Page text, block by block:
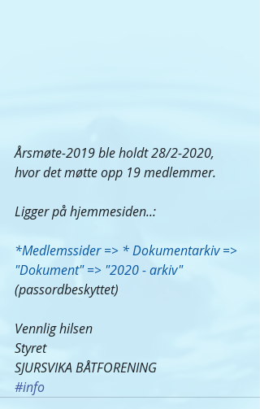
Årsmøte-2019 ble holdt 28/2-2020,
hvor det møtte opp 19 medlemmer.
Ligger på hjemmesiden..:
*Medlemssider => * Dokumentarkiv =>
"Dokument" => "2020 - arkiv"
(passordbeskyttet)
Vennlig hilsen
Styret
SJURSVIKA BÅTFORENING
#info